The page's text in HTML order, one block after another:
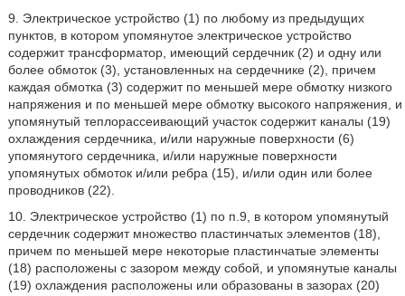
9. Электрическое устройство (1) по любому из предыдущих
пунктов, в котором упомянутое электрическое устройство
содержит трансформатор, имеющий сердечник (2) и одну или
более обмоток (3), установленных на сердечнике (2), причем
каждая обмотка (3) содержит по меньшей мере обмотку низкого
напряжения и по меньшей мере обмотку высокого напряжения, и
упомянутый теплорассеивающий участок содержит каналы (19)
охлаждения сердечника, и/или наружные поверхности (6)
упомянутого сердечника, и/или наружные поверхности
упомянутых обмоток и/или ребра (15), и/или один или более
проводников (22).
10. Электрическое устройство (1) по п.9, в котором упомянутый
сердечник содержит множество пластинчатых элементов (18),
причем по меньшей мере некоторые пластинчатые элементы
(18) расположены с зазором между собой, и упомянутые каналы
(19) охлаждения расположены или образованы в зазорах (20)